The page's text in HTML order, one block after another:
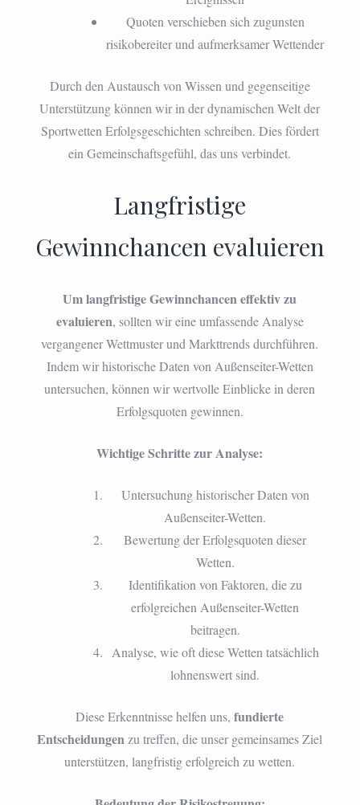
Quoten verschieben sich zugunsten
risikobereiter und aufmerksamer Wettender
Durch den Austausch von Wissen und gegenseitige
Unterstützung können wir in der dynamischen Welt der
Sportwetten Erfolgsgeschichten schreiben. Dies fördert
ein Gemeinschaftsgefühl, das uns verbindet.
Langfristige
Gewinnchancen evaluieren
Um langfristige Gewinnchancen effektiv zu
evaluieren, sollten wir eine umfassende Analyse
vergangener Wettmuster und Markttrends durchführen.
Indem wir historische Daten von Außenseiter-Wetten
untersuchen, können wir wertvolle Einblicke in deren
Erfolgsquoten gewinnen.
Wichtige Schritte zur Analyse:
Untersuchung historischer Daten von
Außenseiter-Wetten.
Bewertung der Erfolgsquoten dieser
Wetten.
Identifikation von Faktoren, die zu
erfolgreichen Außenseiter-Wetten
beitragen.
Analyse, wie oft diese Wetten tatsächlich
lohnenswert sind.
Diese Erkenntnisse helfen uns,fundierte
Entscheidungen zu treffen, die unser gemeinsames Ziel
unterstützen, langfristig erfolgreich zu wetten.